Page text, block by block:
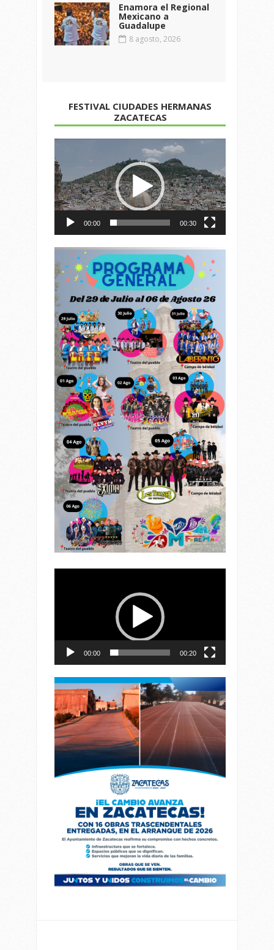
Enamora el Regional
Mexicano a
Guadalupe
8 agosto, 2026
FESTIVAL CIUDADES HERMANAS
ZACATECAS
de
vídeo
00:00 00:30
00:00 00:20